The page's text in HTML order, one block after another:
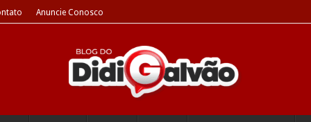
Anuncie Conosco